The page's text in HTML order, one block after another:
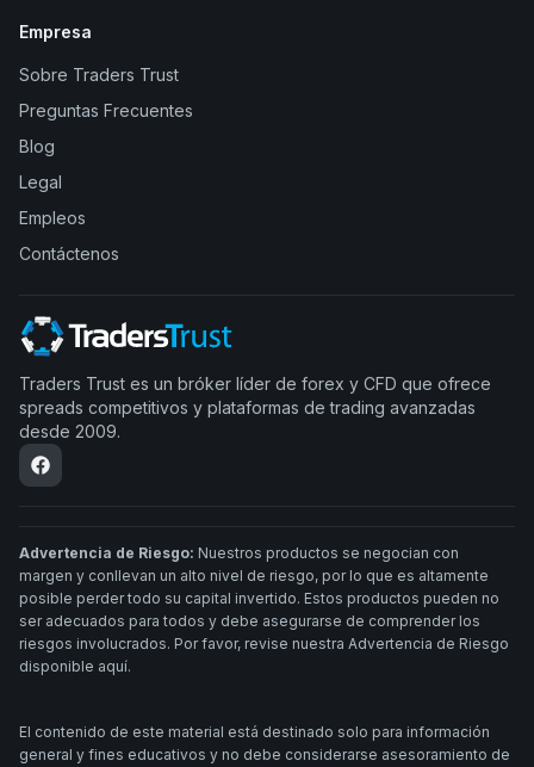
Empresa
Sobre Traders Trust
Preguntas Frecuentes
Blog
Legal
Empleos
Contáctenos
Traders Trust es un bróker líder de forex y CFD que ofrece
spreads competitivos y plataformas de trading avanzadas
desde 2009.
Advertencia de Riesgo: Nuestros productos se negocian con
margen y conllevan un alto nivel de riesgo, por lo que es altamente
posible perder todo su capital invertido. Estos productos pueden no
ser adecuados para todos y debe asegurarse de comprender los
riesgos involucrados. Por favor, revise nuestra Advertencia de Riesgo
disponible aquí.
El contenido de este material está destinado solo para información
general y fines educativos y no debe considerarse asesoramiento de